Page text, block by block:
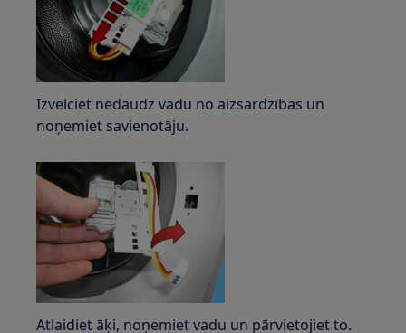
Izvelciet nedaudz vadu no aizsardzības un
noņemiet savienotāju.
Atlaidiet āķi, noņemiet vadu un pārvietojiet to.